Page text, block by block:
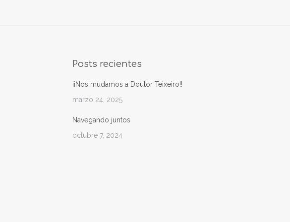
Posts recientes
¡¡Nos mudamos a Doutor Teixeiro!!
marzo 24, 2025
Navegando juntos
octubre 7, 2024